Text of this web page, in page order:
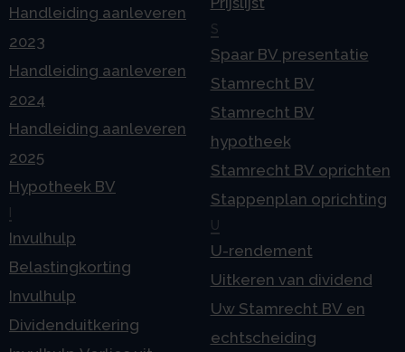
Handleiding aanleveren
2023
Handleiding aanleveren
2024
Handleiding aanleveren
2025
Hypotheek BV
Invulhulp
Belastingkorting
Invulhulp
Dividenduitkering
S
Spaar BV presentatie
Stamrecht BV
Stamrecht BV
hypotheek
Stamrecht BV oprichten
Stappenplan oprichting
U
U-rendement
Uitkeren van dividend
Uw Stamrecht BV en
echtscheiding